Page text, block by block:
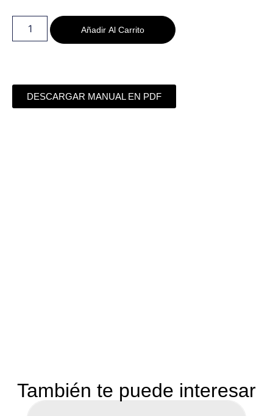
Añadir Al Carrito
DESCARGAR MANUAL EN PDF
También te puede interesar